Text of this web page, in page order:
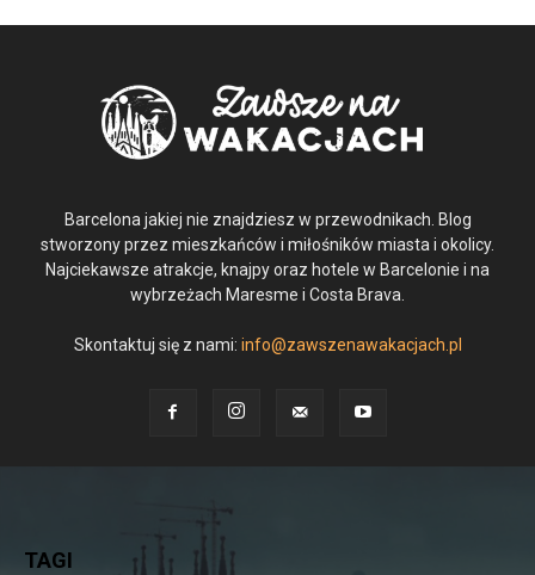
Barcelona jakiej nie znajdziesz w przewodnikach. Blog
stworzony przez mieszkańców i miłośników miasta i okolicy.
Najciekawsze atrakcje, knajpy oraz hotele w Barcelonie i na
wybrzeżach Maresme i Costa Brava.
Skontaktuj się z nami: info@zawszenawakacjach.pl
TAGI